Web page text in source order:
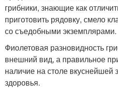
грибники, знающие как
приготовить рядовку, смело
со съедобными экземплярами.
Фиолетовая разновидность
внешний вид, а правильное
наличие на столе вкуснейшей
здоровья.